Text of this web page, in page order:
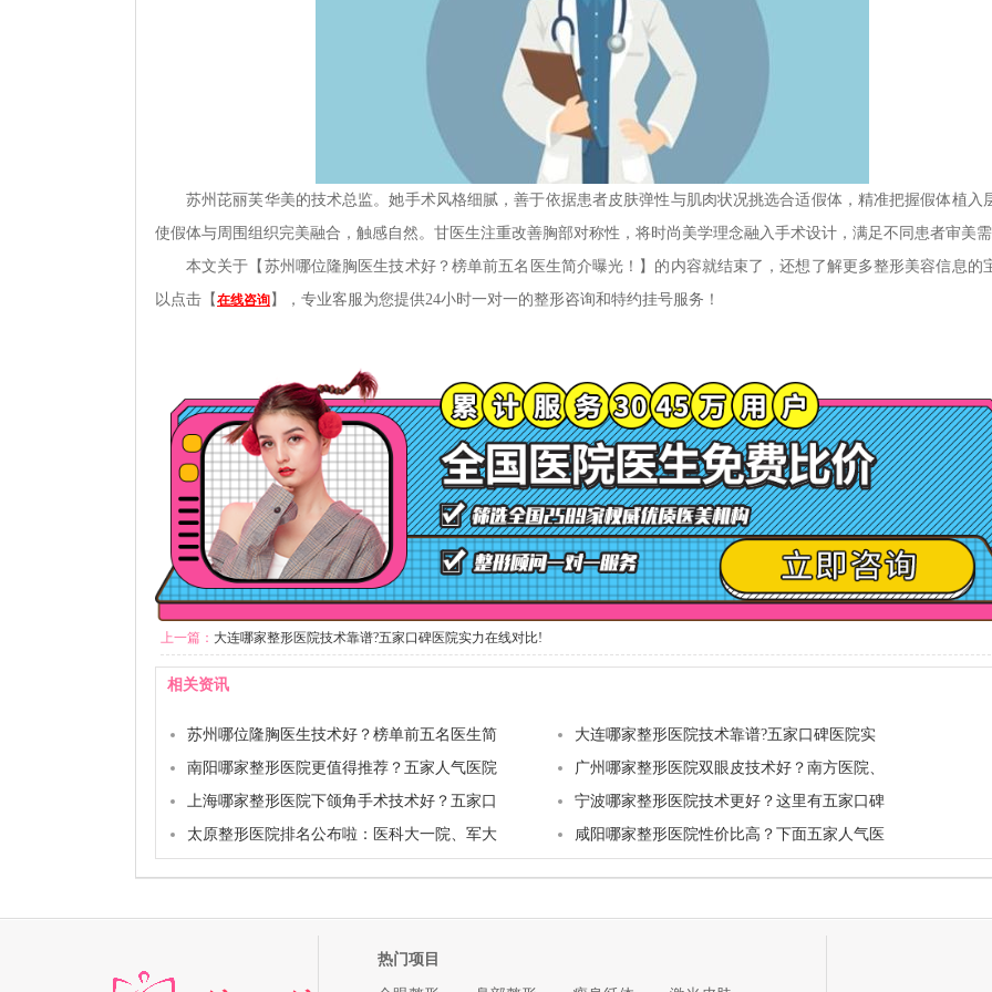
苏州芘丽芙华美的技术总监。她手术风格细腻，善于依据患者皮肤弹性与肌肉状况挑选合适假体，精准把握假体植入
使假体与周围组织完美融合，触感自然。甘医生注重改善胸部对称性，将时尚美学理念融入手术设计，满足不同患者审美需
本文关于【 苏州哪位隆胸医生技术好？榜单前五名医生简介曝光！ 】的内容就结束了，还想了解更多整形美容信息的
以点击【在线咨询】，专业客服为您提供24小时一对一的整形咨询和特约挂号服务！
上一篇： 大连哪家整形医院技术靠谱?五家口碑医院实力在线对比!
相关资讯
苏州哪位隆胸医生技术好？榜单前五名医生简
大连哪家整形医院技术靠谱?五家口碑医院实
南阳哪家整形医院更值得推荐？五家人气医院
广州哪家整形医院双眼皮技术好？南方医院、
上海哪家整形医院下颌角手术技术好？五家口
宁波哪家整形医院技术更好？这里有五家口碑
太原整形医院排名公布啦：医科大一院、军大
咸阳哪家整形医院性价比高？下面五家人气医
热门项目